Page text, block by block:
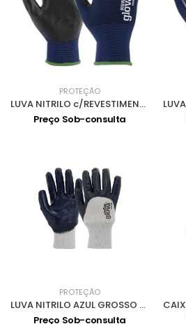
PROTEÇÃO
LUVA NITRILO c/REVESTIMENTO MALHA POLIAMIDA 0701008 - 10
Preço Sob-consulta
PROTEÇÃO
LUVA NITRILO AZUL GROSSO DORSO AREJADO 0701013-10
Preço Sob-consulta